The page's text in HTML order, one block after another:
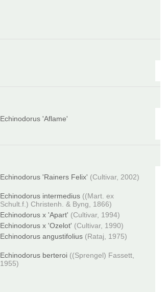
Echinodorus 'Aflame'
Echinodorus 'Rainers Felix' (Cultivar, 2002)
Echinodorus intermedius ((Mart. ex
Schult.f.) Christenh. & Byng, 1866)
Echinodorus x 'Apart' (Cultivar, 1994)
Echinodorus x 'Ozelot' (Cultivar, 1990)
Echinodorus angustifolius (Rataj, 1975)
Echinodorus berteroi ((Sprengel) Fassett,
1955)